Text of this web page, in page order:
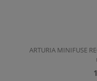
ARTURIA MINIFUSE